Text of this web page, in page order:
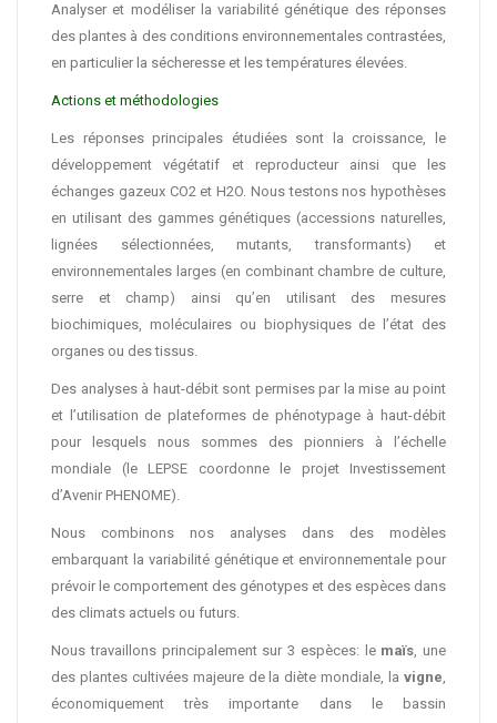
Analyser et modéliser la variabilité génétique des réponses
des plantes à des conditions environnementales contrastées,
en particulier la sécheresse et les températures élevées.
Actions et méthodologies
Les réponses principales étudiées sont la croissance, le
développement végétatif et reproducteur ainsi que les
échanges gazeux CO2 et H2O. Nous testons nos hypothèses
en utilisant des gammes génétiques (accessions naturelles,
lignées sélectionnées, mutants, transformants) et
environnementales larges (en combinant chambre de culture,
serre et champ) ainsi qu’en utilisant des mesures
biochimiques, moléculaires ou biophysiques de l’état des
organes ou des tissus.
Des analyses à haut-débit sont permises par la mise au point
et l’utilisation de plateformes de phénotypage à haut-débit
pour lesquels nous sommes des pionniers à l’échelle
mondiale (le LEPSE coordonne le projet Investissement
d’Avenir PHENOME).
Nous combinons nos analyses dans des modèles
embarquant la variabilité génétique et environnementale pour
prévoir le comportement des génotypes et des espèces dans
des climats actuels ou futurs.
Nous travaillons principalement sur 3 espèces: le maïs, une
des plantes cultivées majeure de la diète mondiale, la vigne,
économiquement très importante dans le bassin